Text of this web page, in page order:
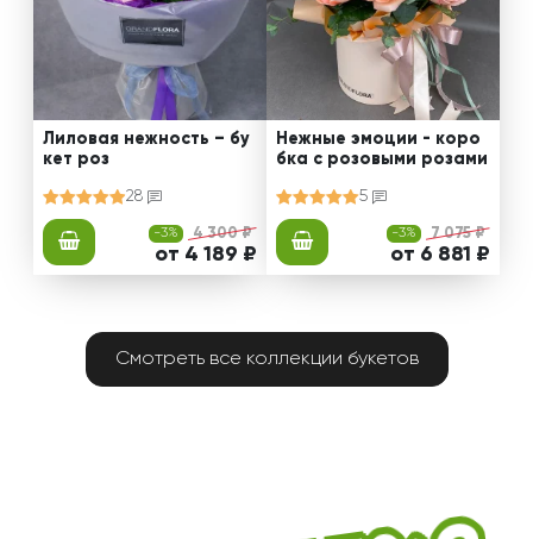
Лиловая нежность – бу
кет роз
28
-3% 4 300 ₽
от 4 189 ₽
Нежные эмоции - коро
бка с розовыми розами
5
-3% 7 075 ₽
от 6 881 ₽
Смотреть все коллекции букетов